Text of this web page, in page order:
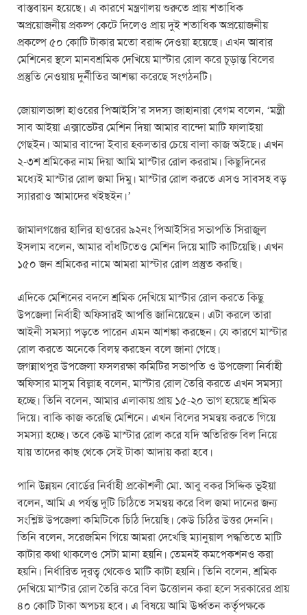
বাস্তবায়ন হয়েছে। এ কারণে মন্ত্রণালয় শুরুতে প্রায় শতাধিক
অপ্রয়োজনীয় প্রকল্প কেটে দিলেও প্রায় দুই শতাধিক অপ্রয়োজনীয়
প্রকল্পে ৫০ কোটি টাকার মতো বরাদ্দ দেওয়া হয়েছে। এখন আবার
মেশিনের স্থলে মানবশ্রমিক দেখিয়ে মাস্টার রোল করে চূড়ান্ত বিলের
প্রস্তুতি নেওয়ায় দুর্নীতির আশঙ্কা করেছে সংগঠনটি।
জোয়ালভাঙ্গা হাওরের পিআইসি’র সদস্য জাহানারা বেগম বলেন, ‘মন্ত্রী
সাব আইয়া এক্সাভেটর মেশিন দিয়া আমার বান্দো মাটি ফালাইয়া
গেছইন। আমার বান্দো ইবার হকলতার চেয়ে বালা কাজ অইছে। এখন
২-৩শ শ্রমিকের নাম দিয়া আমি মাস্টার রোল কররাম। কিছুদিনের
মধ্যেই মাস্টার রোল জমা দিমু। মাস্টার রোল করতে এসও সাবসহ বড়
স্যাররাও আমাদের খইছইন।’
জামালগঞ্জের হালির হাওরের ৯২নং পিআইসির সভাপতি সিরাজুল
ইসলাম বলেন, আমার বাঁধটিতেও মেশিন দিয়ে মাটি কাটিয়েছি। এখন
১৫০ জন শ্রমিকের নামে আমরা মাস্টার রোল প্রস্তুত করছি।
এদিকে মেশিনের বদলে শ্রমিক দেখিয়ে মাস্টার রোল করতে কিছু
উপজেলা নির্বাহী অফিসারই আপত্তি জানিয়েছেন। এটা করলে তারা
আইনী সমস্যা পড়তে পারেন এমন আশঙ্কা করছেন। যে কারণে মাস্টার
রোল করতে অনেকে বিলম্ব করছেন বলে জানা গেছে।
জগন্নাথপুর উপজেলা ফসলরক্ষা কমিটির সভাপতি ও উপজেলা নির্বাহী
অফিসার মাসুম বিল্লাহ বলেন, মাস্টার রোল তৈরি করতে এখন সমস্যা
হচ্ছে। তিনি বলেন, আমার এলাকায় প্রায় ১৫-২০ ভাগ হয়েছে শ্রমিক
দিয়ে। বাকি কাজ করেছি মেশিনে। এখন বিলের সমন্বয় করতে গিয়ে
সমস্যা হচ্ছে। তবে কেউ মাস্টার রোল করে যদি অতিরিক্ত বিল নিয়ে
যায় তাদের কাছ থেকে সেই টাকা আদায় করা হবে।
পানি উন্নয়ন বোর্ডের নির্বাহী প্রকৌশলী মো. আবু বকর সিদ্দিক ভূইয়া
বলেন, আমি এ পর্যন্ত দুটি চিঠিতে সমন্বয় করে বিল জমা দানের জন্য
সংশ্লিষ্ট উপজেলা কমিটিকে চিঠি দিয়েছি। কেউ চিঠির উত্তর দেননি।
তিনি বলেন, সরেজমিন গিয়ে আমরা দেখেছি ম্যানুয়াল পদ্ধতিতে মাটি
কাটার কথা থাকলেও সেটা মানা হয়নি। তেমনই কমপেকশনও করা
হয়নি। নির্ধারিত দূরত্ব থেকেও মাটি কাটা হয়নি। তিনি বলেন, শ্রমিক
দেখিয়ে মাস্টার রোল তৈরি করে বিল উত্তোলন করা হলে সরকারের প্রায়
৪০ কোটি টাকা অপচয় হবে। এ বিষয়ে আমি ঊর্ধ্বতন কর্তৃপক্ষকে